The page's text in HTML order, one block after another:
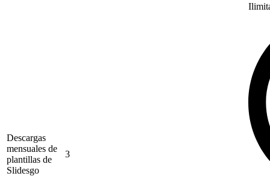
Descargas
mensuales de
plantillas de
Slidesgo
3